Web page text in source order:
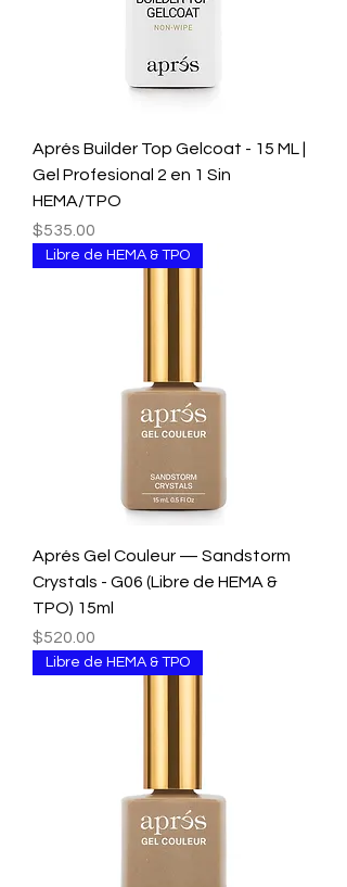
Aprés Builder Top Gelcoat - 15 ML |
Gel Profesional 2 en 1 Sin
HEMA/TPO
Precio
$535.00
Libre de HEMA & TPO
Aprés Gel Couleur — Sandstorm
Crystals - G06 (Libre de HEMA &
TPO) 15ml
Precio
$520.00
Libre de HEMA & TPO